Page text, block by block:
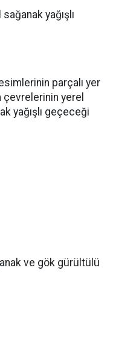
yağışlı
parçalı yer
yerel
yağışlı geçeceği
ve gök gürültülü